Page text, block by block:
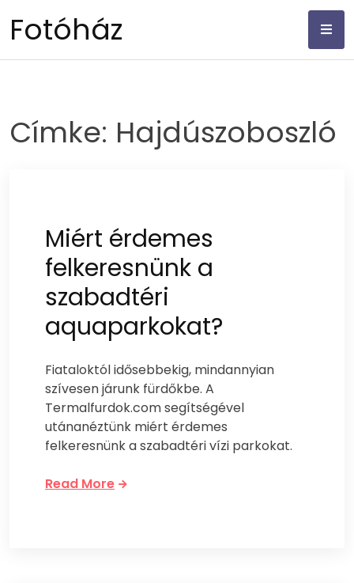
Fotóház
Címke: Hajdúszoboszló
Miért érdemes
felkeresnünk a
szabadtéri
aquaparkokat?
Fiataloktól idősebbekig, mindannyian
szívesen járunk fürdőkbe. A
Termalfurdok.com segítségével
utánanéztünk miért érdemes
felkeresnünk a szabadtéri vízi parkokat.
Read More